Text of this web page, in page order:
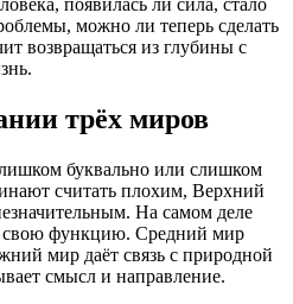
появилась ли сила, стало
можно ли теперь сделать
возвращаться из глубины с
трёх миров
буквально или слишком
считать плохим, Верхний
На самом деле
свою функцию. Средний мир
мир даёт связь с природной
смысл и направление.